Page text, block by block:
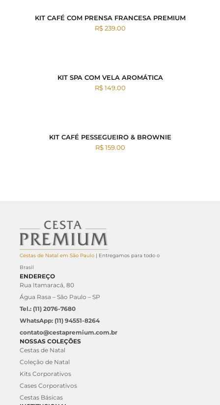
KIT CAFÉ COM PRENSA FRANCESA PREMIUM
R$ 239.00
KIT SPA COM VELA AROMÁTICA
R$ 149.00
KIT CAFÉ PESSEGUEIRO & BROWNIE
R$ 159.00
Cestas de Natal em São Paulo | Entregamos para todo o
Brasil
ENDEREÇO
Rua Itamaracá, 80
Água Rasa – São Paulo – SP
Tel.: (11) 2076-7680
WhatsApp: (11) 94551-8264
contato@cestapremium.com.br
NOSSAS COLEÇÕES
Cestas de Natal
Coleção de Natal
Kits Corporativos
Cases Corporativos
Cestas Básicas